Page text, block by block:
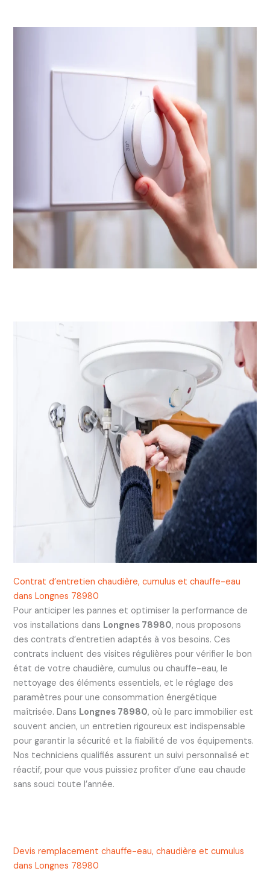
Contrat d’entretien chaudière, cumulus et chauffe-eau
dans Longnes 78980
Pour anticiper les pannes et optimiser la performance de
vos installations dans Longnes 78980, nous proposons
des contrats d’entretien adaptés à vos besoins. Ces
contrats incluent des visites régulières pour vérifier le bon
état de votre chaudière, cumulus ou chauffe-eau, le
nettoyage des éléments essentiels, et le réglage des
paramètres pour une consommation énergétique
maîtrisée. Dans Longnes 78980, où le parc immobilier est
souvent ancien, un entretien rigoureux est indispensable
pour garantir la sécurité et la fiabilité de vos équipements.
Nos techniciens qualifiés assurent un suivi personnalisé et
réactif, pour que vous puissiez profiter d’une eau chaude
sans souci toute l’année.
Devis remplacement chauffe-eau, chaudière et cumulus
dans Longnes 78980